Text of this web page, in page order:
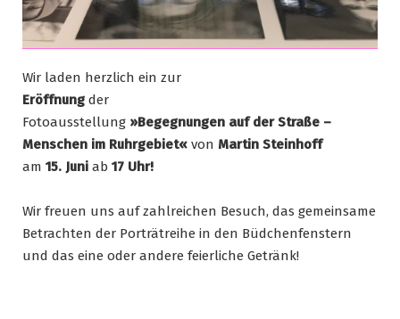
Wir laden herzlich ein zur
Eröffnung der
Fotoausstellung »Begegnungen auf der Straße –
Menschen im Ruhrgebiet« von Martin Steinhoff
am 15. Juni ab 17 Uhr!
Wir freuen uns auf zahlreichen Besuch, das gemeinsame
Betrachten der Porträtreihe in den Büdchenfenstern
und das eine oder andere feierliche Getränk!